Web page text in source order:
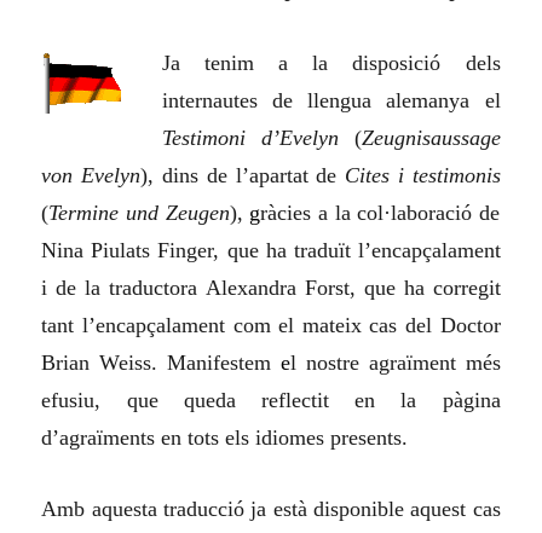
Ja tenim a la disposició dels
internautes de llengua alemanya el
Testimoni d’Evelyn (Zeugnisaussage
von Evelyn), dins de l’apartat de Cites i testimonis
(Termine und Zeugen), gràcies a la col·laboració de
Nina Piulats Finger, que ha traduït l’encapçalament
i de la traductora Alexandra Forst, que ha corregit
tant l’encapçalament com el mateix cas del Doctor
Brian Weiss. Manifestem el nostre agraïment més
efusiu, que queda reflectit en la pàgina
d’agraïments en tots els idiomes presents.
Amb aquesta traducció ja està disponible aquest cas